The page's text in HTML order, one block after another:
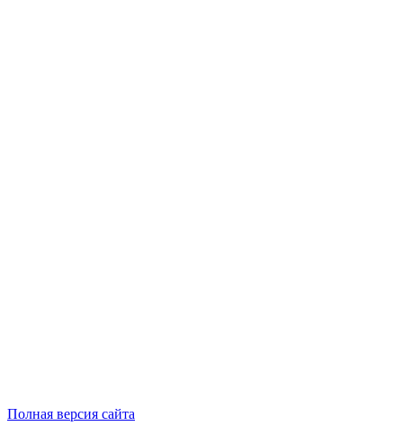
Полная версия сайта